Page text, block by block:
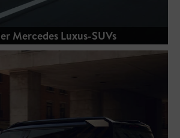
Mercedes Luxus-SUVs